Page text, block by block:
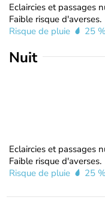
Eclaircies et passages
Faible risque d'averses.
Risque de pluie
25 %
Nuit
Eclaircies et passages
Faible risque d'averses.
Risque de pluie
25 %